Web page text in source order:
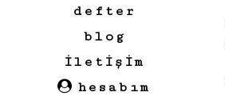
defter
blog
i̇letişim
hesabım